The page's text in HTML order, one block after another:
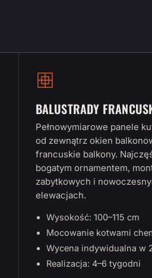
BALUSTRADY
Pełnowymiarowe panele
od zewnątrz okien
francuskie balkony.
bogatym ornamentem,
zabytkowych i
elewacjach.
Wysokość: 100–115 cm
Mocowanie kotwami
Wycena indywidualna w
Realizacja: 4–6 tygodni